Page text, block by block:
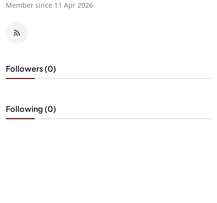
Member since 11 Apr 2026
Followers (0)
Following (0)